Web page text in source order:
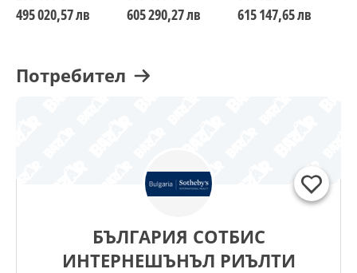
В сградата може да предложим и други сходни обекти.
495 020,57 лв
605 290,27 лв
615 147,65 лв
Потребител
БЪЛГАРИЯ СОТБИС
ИНТЕРНЕШЪНЪЛ РИЪЛТИ